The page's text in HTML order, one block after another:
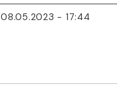
08.05.2023 - 17:44